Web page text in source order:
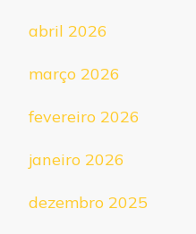
abril 2026
março 2026
fevereiro 2026
janeiro 2026
dezembro 2025